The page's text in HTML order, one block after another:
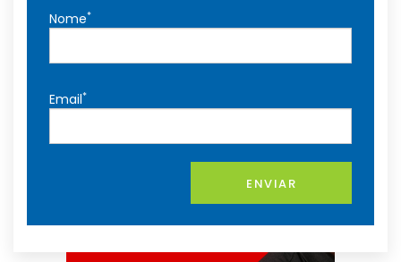
Nome*
Email*
ENVIAR